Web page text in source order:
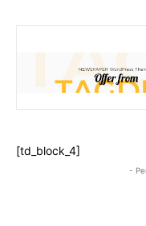
[td_block_4]
-